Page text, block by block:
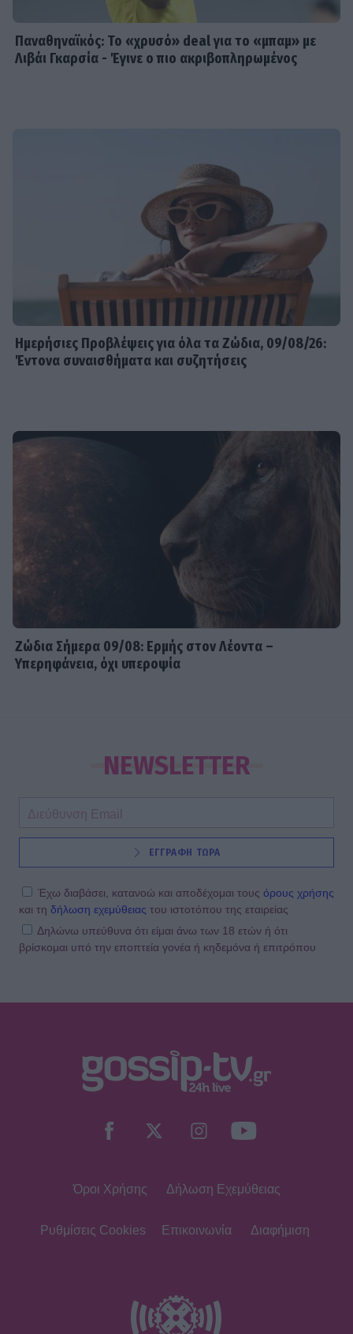
Παναθηναϊκός: Το «χρυσό» deal για το «μπαμ» με
Λιβάι Γκαρσία - Έγινε ο πιο ακριβοπληρωμένος
Ημερήσιες Προβλέψεις για όλα τα Ζώδια, 09/08/26:
Έντονα συναισθήματα και συζητήσεις
Ζώδια Σήμερα 09/08: Ερμής στον Λέοντα –
Υπερηφάνεια, όχι υπεροψία
NEWSLETTER
ΕΓΓΡΑΦΗ ΤΩΡΑ
Έχω διαβάσει, κατανοώ και αποδέχομαι τους όρους χρήσης
και τη δήλωση εχεμύθειας του ιστοτόπου της εταιρείας
Δηλώνω υπεύθυνα ότι είμαι άνω των 18 ετών ή ότι
βρίσκομαι υπό την εποπτεία γονέα ή κηδεμόνα ή επιτρόπου
Όροι Χρήσης Δήλωση Εχεμύθειας
Ρυθμίσεις Cookies Επικοινωνία Διαφήμιση